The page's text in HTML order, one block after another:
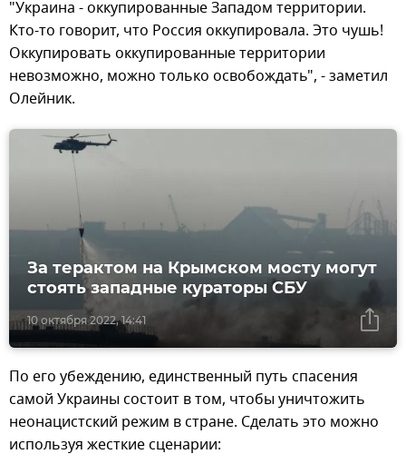
"Украина - оккупированные Западом территории.
Кто-то говорит, что Россия оккупировала. Это чушь!
Оккупировать оккупированные территории
невозможно, можно только освобождать", - заметил
Олейник.
10 октября 2022, 14:41
За терактом на Крымском мосту могут
стоять западные кураторы СБУ
По его убеждению, единственный путь спасения
самой Украины состоит в том, чтобы уничтожить
неонацистский режим в стране. Сделать это можно
используя жесткие сценарии: